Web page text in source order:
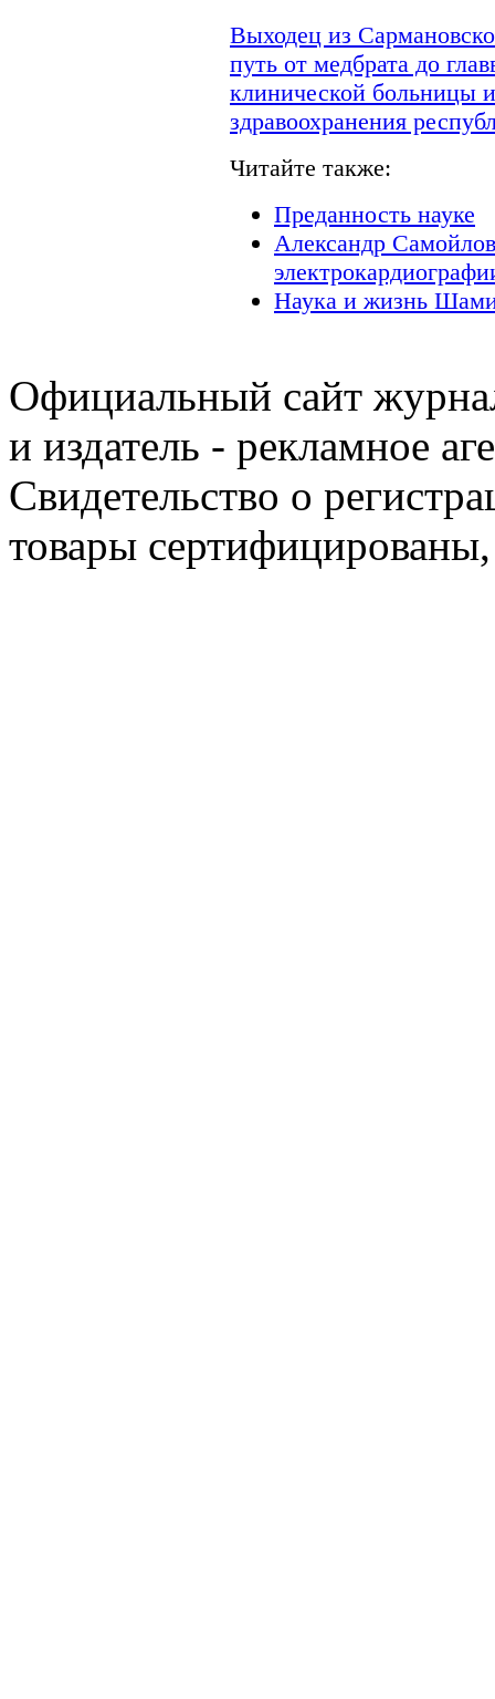
Выходец из
путь от медбрата до
клинической больницы
здравоохранения
Читайте также:
Преданность науке
Александр
Наука и жизнь
Официальный сайт
и издатель - рекламное
Свидетельство о
товары